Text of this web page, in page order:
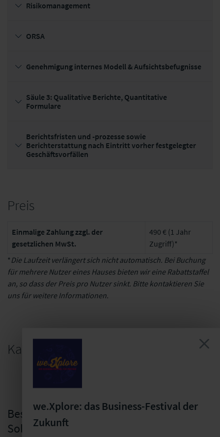
Risikomanagement
ORSA
Genehmigung internes Modell & Aufsichtsbefugnisse
Säule 3: Qualitative Berichte, Quantitative
Formulare
Berichtsfristen und -prozesse sowie
Berichterstattung nach Eintritt vorher festgelegter
Geschäftsvorfällen
Preis
Einmalige Zahlung zzgl. der
gesetzlichen MwSt.
490 € (1 Jahr
Zugriff)*
*Die Laufzeit verlängert sich nicht automatisch. Bei Buchung
für mehrere Nutzer eines Hauses bieten wir eine Rabattstaffel
an, so dass der Preis pro Nutzer sinkt. Bitte kontaktieren Sie
uns für weitere Informationen.
Kauf
Bestellung des "Web Based Training:
Solvency II"
we.Xplore: das Business-Festival der
Zukunft